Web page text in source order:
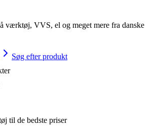
værktøj, VVS, el og meget mere fra danske
Søg efter produkt
til de bedste priser